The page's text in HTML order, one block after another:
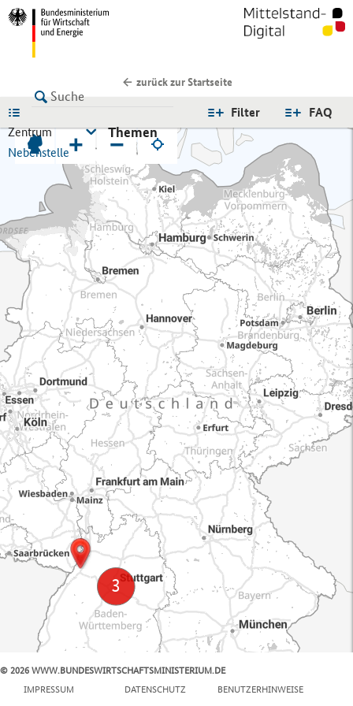
zurück zur Startseite
FAQ
Filter
Zentrum
Nebenstelle
Themen
+ −
© 2026 WWW.BUNDESWIRTSCHAFTSMINISTERIUM.DE
IMPRESSUM
DATENSCHUTZ BENUTZERHINWEISE